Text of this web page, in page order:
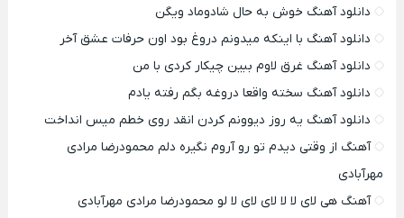
دانلود آهنگ خوش به حال شادوماد ویگن
دانلود آهنگ با اینکه میدونم دروغ بود اون حرفات عشق آخر
دانلود آهنگ غرق لاوم ببین چیکار کردی با من
دانلود آهنگ سخته واقعا دروغه بگم رفته یادم
دانلود آهنگ یه روز دیوونم کردن انقد روی خطم میس انداخت
آهنگ از وقتی دیدم تو رو آروم نگیره دلم محمودرضا مرادی
مهرآبادی
آهنگ هی لای لا لا لای لای لا لو محمودرضا مرادی مهرآبادی